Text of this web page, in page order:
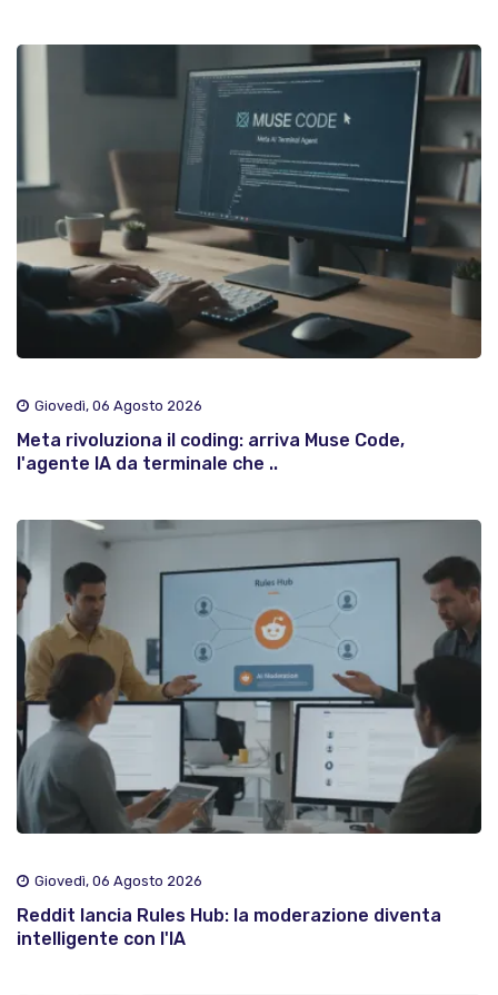
Giovedì, 06 Agosto 2026
Meta rivoluziona il coding: arriva Muse Code,
l'agente IA da terminale che ..
Giovedì, 06 Agosto 2026
Reddit lancia Rules Hub: la moderazione diventa
intelligente con l'IA